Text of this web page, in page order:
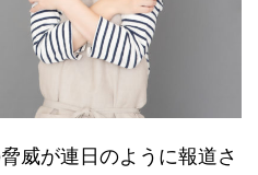
威が連日のように報道さ